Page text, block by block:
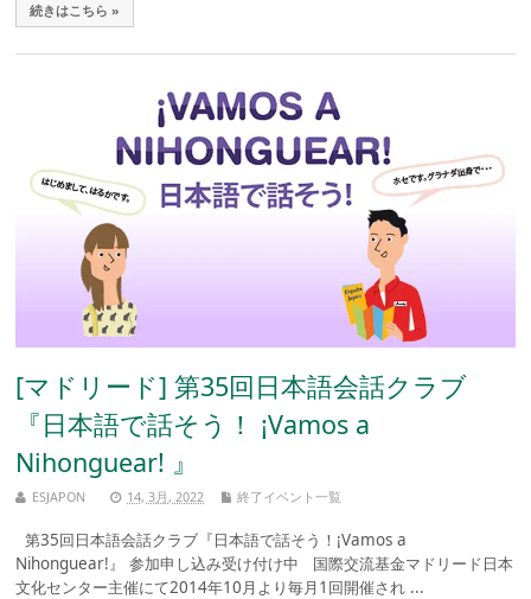
続きはこちら »
[マドリード] 第35回日本語会話クラブ
『日本語で話そう！ ¡Vamos a
Nihonguear! 』
ESJAPON 14, 3月, 2022 終了イベント一覧
第35回日本語会話クラブ『日本語で話そう！¡Vamos a
Nihonguear!』 参加申し込み受け付け中 国際交流基金マドリード日本
文化センター主催にて2014年10月より毎月1回開催され ...